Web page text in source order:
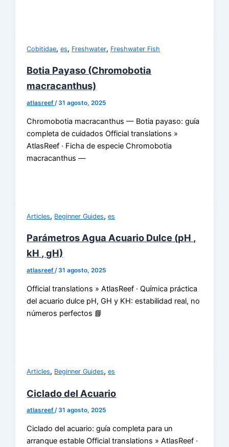
Cobitidae,es, Freshwater, Freshwater Fish
Botia Payaso (Chromobotia
macracanthus)
atlasreef/31 agosto, 2025
Chromobotia macracanthus — Botia payaso: guía
completa de cuidados Official translations »
AtlasReef · Ficha de especie Chromobotia
macracanthus —
Articles, Beginner Guides,es
Parámetros Agua Acuario Dulce (pH ,
kH , gH)
atlasreef/31 agosto, 2025
Official translations » AtlasReef · Química práctica
del acuario dulce pH, GH y KH: estabilidad real, no
números perfectos 📘
Articles, Beginner Guides,es
Ciclado del Acuario
atlasreef/31 agosto, 2025
Ciclado del acuario: guía completa para un
arranque estable Official translations » AtlasReef ·